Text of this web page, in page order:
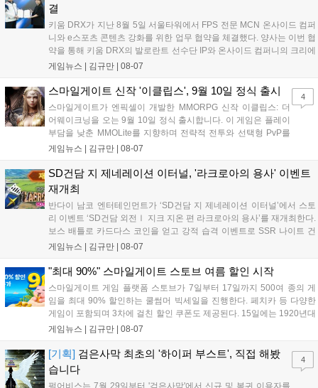
결
키움 DRX가 지난 8월 5일 서울타워에서 FPS 전문 MCN 온사이드 컴퍼
니와 e스포츠 콘텐츠 강화를 위한 업무 협약을 체결했다. 양사는 이번 협
약을 통해 키움 DRX의 발로란트 선수단 IP와 온사이드 컴퍼니의 크리에
이터 네트워크를 결합하여 정규 및 특별 콘텐츠를 공동 기획한다. 또한
오프라인 연계 프로그램을 순차적으로 선보이며 e스포츠 생태계 확장에
나설 계획이다....
게임뉴스 | 김규만 08-07
스마일게이트 신작 '이클립스', 9월 10일 정식 출시
스마일게이트가 엔픽셀이 개발한 MMORPG 신작 이클립스: 더
어웨이크닝을 오는 9월 10일 정식 출시합니다. 이 게임은 플레이
부담을 낮춘 MMOLite를 지향하며 전략적 전투와 선택형 PvP를
특징으로 합니다. 현재 공식 홈페이지와 앱 마켓에서 사전등록을
니다. 또한 카카오톡 채널 추가 시 주차별 스페셜 쿠폰과 한정 스
킨, 경품 이벤트 등 풍성한 혜택을 마련해 이용자들의 기대를 모
으고 있습니다....
게임뉴스 | 김규만 08-07
4
SD건담 지 제네레이션 이터널, '라크로아의 용사' 이벤트
재개최
반다이 남코 엔터테인먼트가 ‘SD건담 지 제네레이션 이터널’에서 스토
리 이벤트 ‘SD건담 외전Ⅰ 지크 지온 편 라크로아의 용사’를 재개최한다.
보스 배틀로 카드다스 코인을 얻고 강적 습격 이벤트로 SSR 나이트 건
담을 획득할 수 있다. 로그인 보너스로 최대 다이아 3,000개를 지급하며,
원 증정한다. 또한 9월 30일까지 공식 유튜브에서 특별 프로그램을 시청
할 수 있다....
게임뉴스 | 김규만 08-07
"최대 90%" 스마일게이트 스토브 여름 할인 시작
스마일게이트 게임 플랫폼 스토브가 7일부터 17일까지 500여 종의 게
임을 최대 90% 할인하는 쿨썸머 빅세일을 진행한다. 페치카 등 다양한
게임이 포함되며 3차에 걸친 할인 쿠폰도 제공된다. 15일에는 1920년대
경성 배경의 신작 그날의 신문이 출시되며, 15일부터 17일까지는 국내
은 공식 페이지에서 확인 가능하다....
게임뉴스 | 김규만 08-07
[기획] 검은사막 최초의 '하이퍼 부스트', 직접 해봤
습니다
4